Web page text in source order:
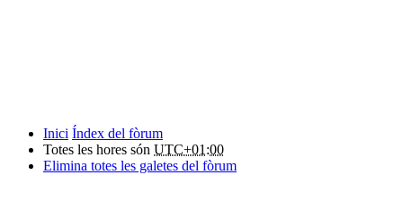
Inici Índex del fòrum
Totes les hores són UTC+01:00
Elimina totes les galetes del fòrum